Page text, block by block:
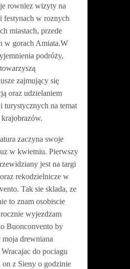
rowniez wizyty na
festynach w roznych
miastach, przede
w gorach Amiata.W
podróży,
zajmujący się
oraz udzielaniem
turystycznych na temat
zaczyna swoje
w kwietniu. Pierwszy
jest na targi
oraz rekodzielnicze w
Tak sie sklada, ze
to znam osobiscie
wyjezdzam
Buonconvento by
drewniana
do pociagu
on z Sieny o godzinie